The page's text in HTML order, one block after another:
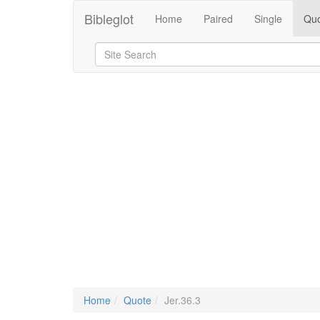
Bibleglot Home Paired Single
Home Quote Jer.36.3